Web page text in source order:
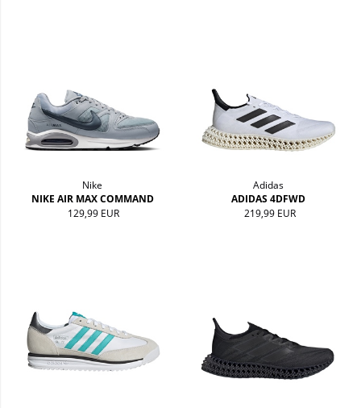
Nike
NIKE AIR MAX COMMAND
129,99 EUR
Adidas
ADIDAS 4DFWD
219,99 EUR